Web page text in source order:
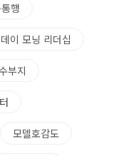
행
이 모닝 리더십
부지
모델호감도